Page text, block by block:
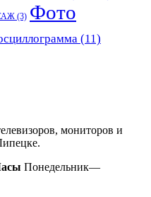
(3) Фото
(11)
мониторов и
Понедельник—